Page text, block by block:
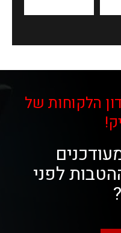
הלקוחות של
לפני